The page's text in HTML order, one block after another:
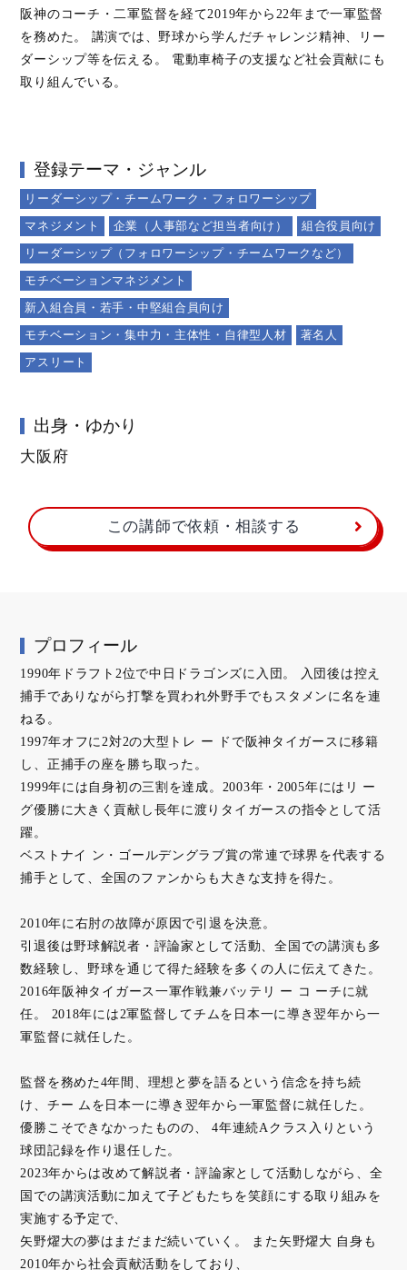
阪神のコーチ・二軍監督を経て2019年から22年まで一軍監督
を務めた。 講演では、野球から学んだチャレンジ精神、リー
ダーシップ等を伝える。 電動車椅子の支援など社会貢献にも
取り組んでいる。
登録テーマ・ジャンル
リーダーシップ・チームワーク・フォロワーシップ
マネジメント
企業（人事部など担当者向け）
組合役員向け
リーダーシップ（フォロワーシップ・チームワークなど）
モチベーションマネジメント
新入組合員・若手・中堅組合員向け
モチベーション・集中力・主体性・自律型人材
著名人
アスリート
出身・ゆかり
大阪府
この講師で依頼・相談する
プロフィール
1990年ドラフト2位で中日ドラゴンズに入団。 入団後は控え
捕手でありながら打撃を買われ外野手でもスタメンに名を連
ねる。
1997年オフに2対2の大型トレ ー ドで阪神タイガースに移籍
し、正捕手の座を勝ち取った。
1999年には自身初の三割を達成。2003年・2005年にはリ ー
グ優勝に大きく貢献し長年に渡りタイガースの指令として活
躍。
ベストナイ ン・ゴールデングラブ賞の常連で球界を代表する
捕手として、全国のファンからも大きな支持を得た。
2010年に右肘の故障が原因で引退を決意。
引退後は野球解説者・評論家として活動、全国での講演も多
数経験し、野球を通じて得た経験を多くの人に伝えてきた。
2016年阪神タイガース一軍作戦兼バッテリ ー コ ーチに就
任。 2018年には2軍監督してチムを日本一に導き翌年から一
軍監督に就任した。
監督を務めた4年間、理想と夢を語るという信念を持ち続
け、チー ムを日本一に導き翌年から一軍監督に就任した。
優勝こそできなかったものの、 4年連続Aクラス入りという
球団記録を作り退任した。
2023年からは改めて解説者・評論家として活動しながら、全
国での講演活動に加えて子どもたちを笑顔にする取り組みを
実施する予定で、
矢野燿大の夢はまだまだ続いていく。 また矢野燿大 自身も
2010年から社会貢献活動をしており、